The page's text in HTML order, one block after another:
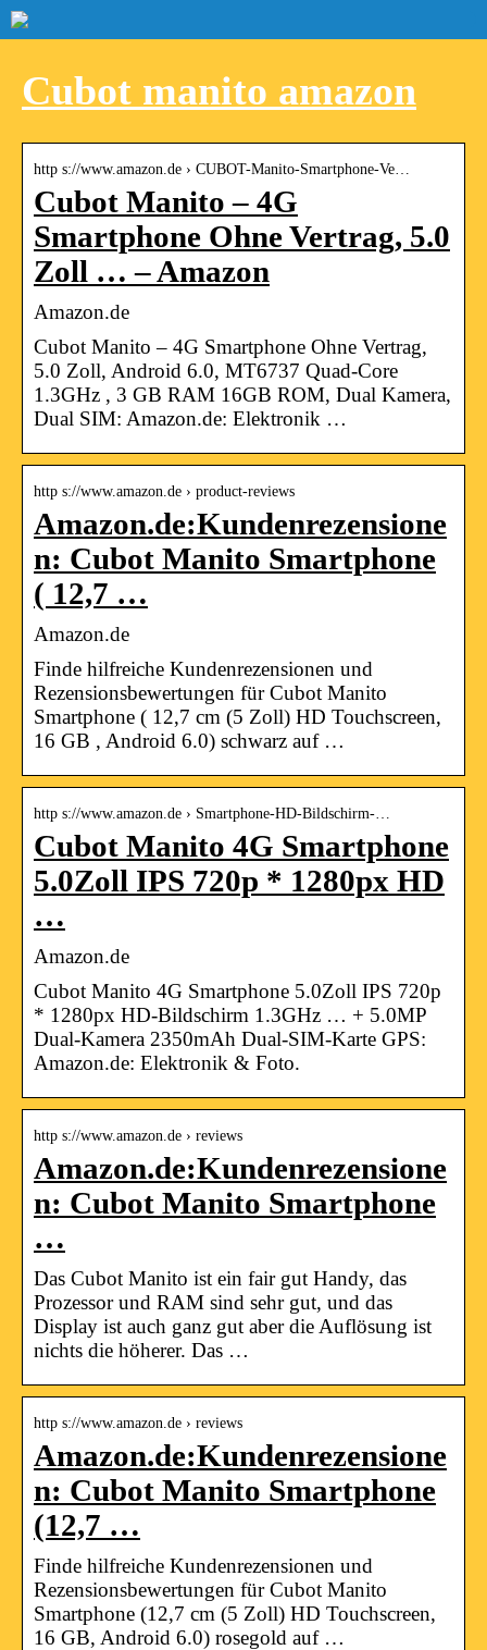
Cubot manito amazon
http s://www.amazon.de › CUBOT-Manito-Smartphone-Ve…
Cubot Manito – 4G
Smartphone Ohne Vertrag, 5.0
Zoll … – Amazon
Amazon.de
Cubot Manito – 4G Smartphone Ohne Vertrag,
5.0 Zoll, Android 6.0, MT6737 Quad-Core
1.3GHz , 3 GB RAM 16GB ROM, Dual Kamera,
Dual SIM: Amazon.de: Elektronik …
http s://www.amazon.de › product-reviews
Amazon.de:Kundenrezensione
n: Cubot Manito Smartphone
( 12,7 …
Amazon.de
Finde hilfreiche Kundenrezensionen und
Rezensionsbewertungen für Cubot Manito
Smartphone ( 12,7 cm (5 Zoll) HD Touchscreen,
16 GB , Android 6.0) schwarz auf …
http s://www.amazon.de › Smartphone-HD-Bildschirm-…
Cubot Manito 4G Smartphone
5.0Zoll IPS 720p * 1280px HD
…
Amazon.de
Cubot Manito 4G Smartphone 5.0Zoll IPS 720p
* 1280px HD-Bildschirm 1.3GHz … + 5.0MP
Dual-Kamera 2350mAh Dual-SIM-Karte GPS:
Amazon.de: Elektronik & Foto.
http s://www.amazon.de › reviews
Amazon.de:Kundenrezensione
n: Cubot Manito Smartphone
…
Das Cubot Manito ist ein fair gut Handy, das
Prozessor und RAM sind sehr gut, und das
Display ist auch ganz gut aber die Auflösung ist
nichts die höherer. Das …
http s://www.amazon.de › reviews
Amazon.de:Kundenrezensione
n: Cubot Manito Smartphone
(12,7 …
Finde hilfreiche Kundenrezensionen und
Rezensionsbewertungen für Cubot Manito
Smartphone (12,7 cm (5 Zoll) HD Touchscreen,
16 GB, Android 6.0) rosegold auf …